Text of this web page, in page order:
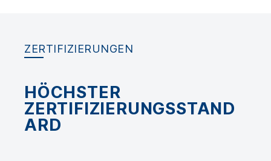
ZERTIFIZIERUNGEN
HÖCHSTER
ZERTIFIZIERUNGSSTAND
ARD